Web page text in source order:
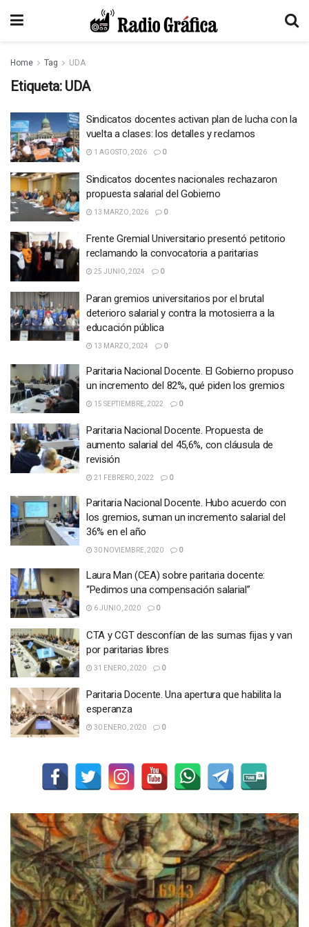
Home Tag UDA
Etiqueta: UDA
Sindicatos docentes activan plan de lucha con la
vuelta a clases: los detalles y reclamos
1 AGOSTO, 2026 0
Sindicatos docentes nacionales rechazaron
propuesta salarial del Gobierno
13 MARZO, 2026 0
Frente Gremial Universitario presentó petitorio
reclamando la convocatoria a paritarias
25 JUNIO, 2024 0
Paran gremios universitarios por el brutal
deterioro salarial y contra la motosierra a la
educación pública
13 MARZO, 2024 0
Paritaria Nacional Docente. El Gobierno propuso
un incremento del 82%, qué piden los gremios
15 SEPTIEMBRE, 2022 0
Paritaria Nacional Docente. Propuesta de
aumento salarial del 45,6%, con cláusula de
revisión
21 FEBRERO, 2022 0
Paritaria Nacional Docente. Hubo acuerdo con
los gremios, suman un incremento salarial del
36% en el año
30 NOVIEMBRE, 2020 0
Laura Man (CEA) sobre paritaria docente:
“Pedimos una compensación salarial”
6 JUNIO, 2020 0
CTA y CGT desconfían de las sumas fijas y van
por paritarias libres
31 ENERO, 2020 0
Paritaria Docente. Una apertura que habilita la
esperanza
30 ENERO, 2020 0